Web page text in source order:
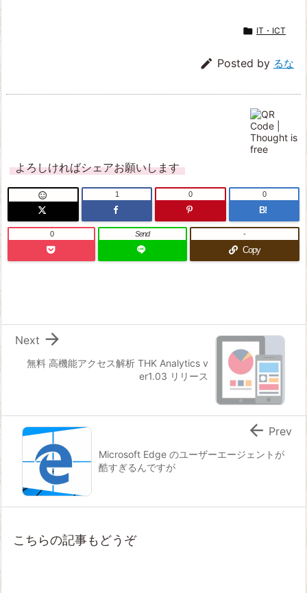
 IT・ICT
 Posted by るな
よろしければシェアお願いします
 1 0
B!
0
0 Send
Copy
-
無料 高機能アクセス解析 THK Analytics v
er1.03 リリース

Next
Microsoft Edge のユーザーエージェントが
酷すぎるんですが
 Prev
こちらの記事もどうぞ